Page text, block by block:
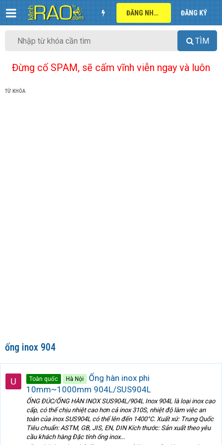
ĐĂNG NHẬP ĐĂNG KÝ
TÌM
Đừng cố SPAM, sẽ cấm vĩnh viễn ngay và luôn
TỪ KHÓA
ống inox 904
Toàn quốc Hà Nội
Ống hàn inox phi
10mm~1000mm 904L/SUS904L
ỐNG ĐÚC/ỐNG HÀN INOX SUS904L/904L Inox 904L là loại inox cao
cấp, có thể chịu nhiệt cao hơn cả inox 310S, nhiệt độ làm việc an
toàn của inox SUS904L có thể lên đến 1400°C. Xuất xứ: Trung Quốc
Tiêu chuẩn: ASTM, GB, JIS, EN, DIN Kích thước: Sản xuất theo yêu
cầu khách hàng Đặc tính ống inox...